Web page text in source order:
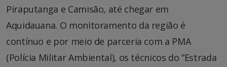
Piraputanga e Camisão, até chegar em
Aquidauana. O monitoramento da região é
contínuo e por meio de parceria com a PMA
(Polícia Militar Ambiental), os técnicos do “Estrada